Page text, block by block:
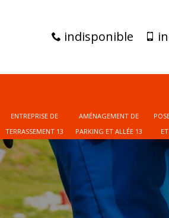
indisponible
ENTREPRISE DE
TERRASSEMENT 13
AMÉNAGEMENT DE
PARKING ET ALLÉE 13